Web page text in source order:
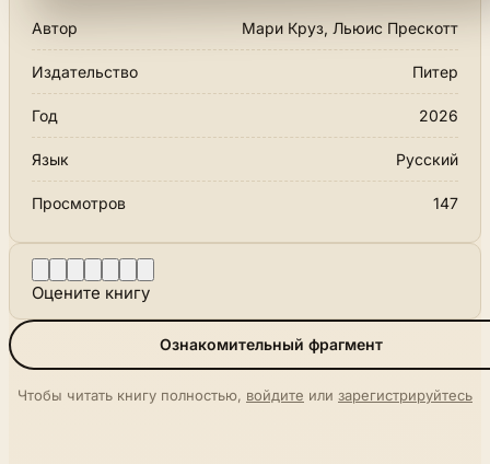
Автор Мари Круз, Льюис Прескотт
Издательство Питер
Год 2026
Язык Русский
Просмотров 147
Оцените книгу
Ознакомительный фрагмент
Чтобы читать книгу полностью, войдите или зарегистрируйтесь